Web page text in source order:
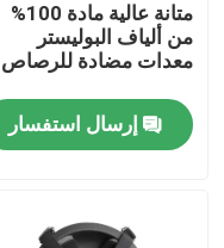
المنزل
المنتجات
متانة عالية مادة 100%
من ألياف البوليستر
معدات مضادة للرصاص
إرسال استفسار